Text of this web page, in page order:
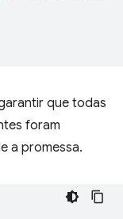
que todas
foram
a promessa.